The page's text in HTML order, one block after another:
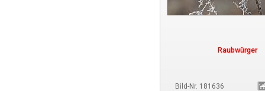
Raubwürger
Bild-Nr. 181636